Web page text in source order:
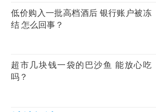
低价购入一批高档酒后 银行账户被冻
结 怎么回事？
超市几块钱一袋的巴沙鱼 能放心吃
吗？